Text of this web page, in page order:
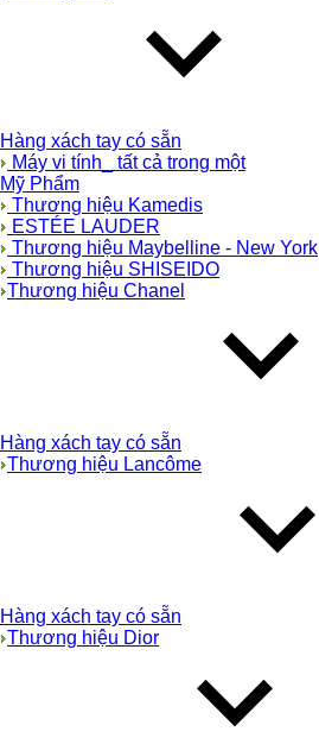
Hàng xách tay có sẵn
Máy vi tính_ tất cả trong một
Mỹ Phẩm
Thương hiệu Kamedis
ESTÉE LAUDER
Thương hiệu Maybelline - New York
Thương hiệu SHISEIDO
Thương hiệu Chanel
Hàng xách tay có sẵn
Thương hiệu Lancôme
Hàng xách tay có sẵn
Thương hiệu Dior